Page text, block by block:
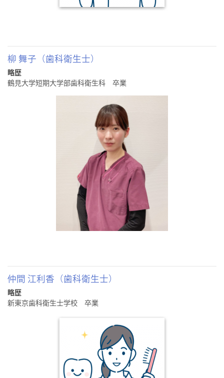
柳 舞子（歯科衛生士）
略歴
鶴見大学短期大学部歯科衛生科 卒業
仲間 江利香（歯科衛生士）
略歴
新東京歯科衛生士学校 卒業